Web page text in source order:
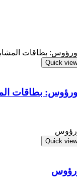
Quick view
ورؤوس: بطاقات
Quick view